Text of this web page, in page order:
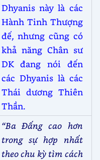
Dhyanis này là các
Hành Tinh Thượng
đế, nhưng cũng có
khả năng Chân sư
DK đang nói đến
các Dhyanis là các
Thái dương Thiên
Thần.
“Ba Đấng cao hơn
trong sự hợp nhất
theo chu kỳ tìm cách